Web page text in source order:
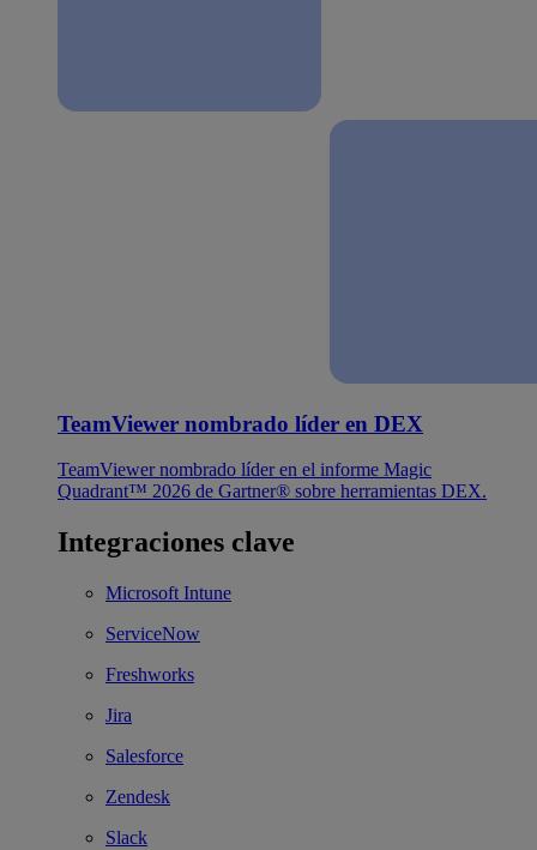
TeamViewer nombrado líder en DEX
TeamViewer nombrado líder en el informe Magic
Quadrant™ 2026 de Gartner® sobre herramientas DEX.
Integraciones clave
Microsoft Intune
ServiceNow
Freshworks
Jira
Salesforce
Zendesk
Slack